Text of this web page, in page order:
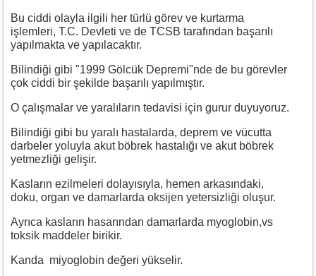
Bu ciddi olayla ilgili her türlü görev ve kurtarma
işlemleri, T.C. Devleti ve de TCSB tarafından başarılı
yapılmakta ve yapılacaktır.
Bilindiği gibi "1999 Gölcük Depremi"nde de bu görevler
çok ciddi bir şekilde başarılı yapılmıştır.
O çalışmalar ve yaralıların tedavisi için gurur duyuyoruz.
Bilindiği gibi bu yaralı hastalarda, deprem ve vücutta
darbeler yoluyla akut böbrek hastalığı ve akut böbrek
yetmezliği gelişir.
Kasların ezilmeleri dolayısıyla, hemen arkasındaki,
doku, organ ve damarlarda oksijen yetersizliği oluşur.
Ayrıca kasların hasarından damarlarda myoglobin,vs
toksik maddeler birikir.
Kanda miyoglobin değeri yükselir.